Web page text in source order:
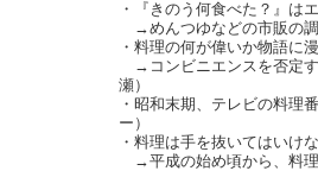
・『きのう何食べた？』は
→めんつゆなどの市販の
・料理の何が偉いか物語に
→コンビニエンスを否定す
瀬）
・昭和末期、テレビの料理
ー）
・料理は手を抜いてはいけ
→平成の始め頃から、料理